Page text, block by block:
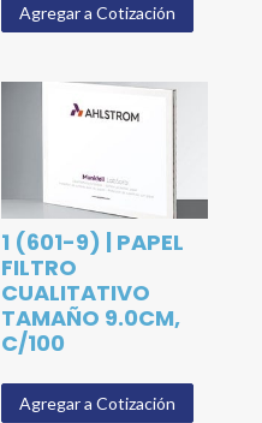
Agregar a Cotización
1 (601-9) | PAPEL
FILTRO
CUALITATIVO
TAMAÑO 9.0CM,
C/100
Agregar a Cotización